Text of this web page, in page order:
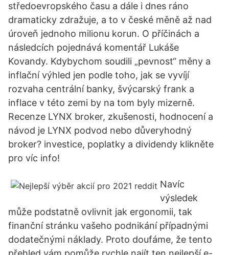
středoevropského času a dále i dnes ráno
dramaticky zdražuje, a to v české měně až nad
úroveň jednoho milionu korun. O příčinách a
následcích pojednává komentář Lukáše
Kovandy. Kdybychom soudili „pevnost“ měny a
inflační výhled jen podle toho, jak se vyvíjí
rozvaha centrální banky, švýcarský frank a
inflace v této zemi by na tom byly mizerně.
Recenze LYNX broker, zkušenosti, hodnocení a
návod je LYNX podvod nebo důveryhodný
broker? investice, poplatky a dividendy klikněte
pro víc info!
Navíc
výsledek
může podstatně ovlivnit jak ergonomii, tak
finanční stránku vašeho podnikání případnými
dodatečnými náklady. Proto doufáme, že tento